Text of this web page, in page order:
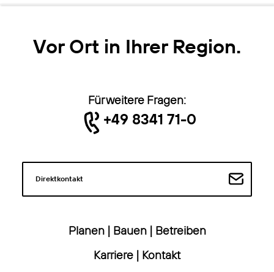
Vor Ort in Ihrer Region.
Für weitere Fragen:
+49 8341 71-0
Direktkontakt
Planen| Bauen| Betreiben
Karriere | Kontakt